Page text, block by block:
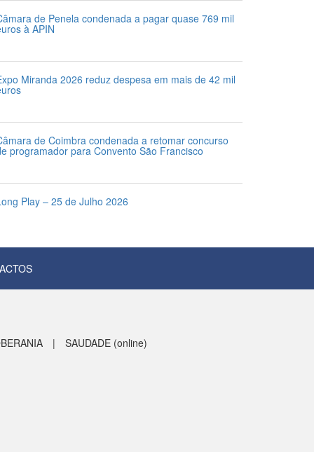
de Penela condenada a pagar quase 769 mil
à APIN
Miranda 2026 reduz despesa em mais de 42 mil
de Coimbra condenada a retomar concurso
programador para Convento São Francisco
Play – 25 de Julho 2026
| SAUDADE (online)